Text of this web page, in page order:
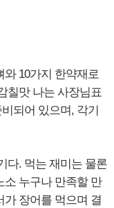
와 10가지 한약재로
칠맛 나는 사장님표
되어 있으며, 각기
다. 먹는 재미는 물론
소 누구나 만족할 만
장어를 먹으며 결